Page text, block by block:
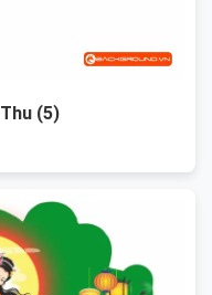
(5)